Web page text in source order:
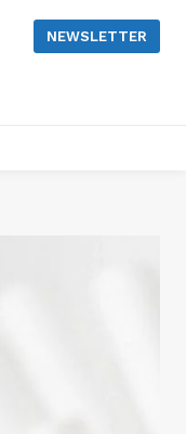
NEWSLETTER